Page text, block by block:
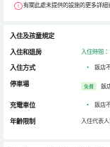
有關此處未提供的設施的更多詳
入住及孩童規定
入住和退房
入住時間
入住方式 • 飯店
停車場 免費 飯
充電車位 • 飯店
年齡限制 入住代表